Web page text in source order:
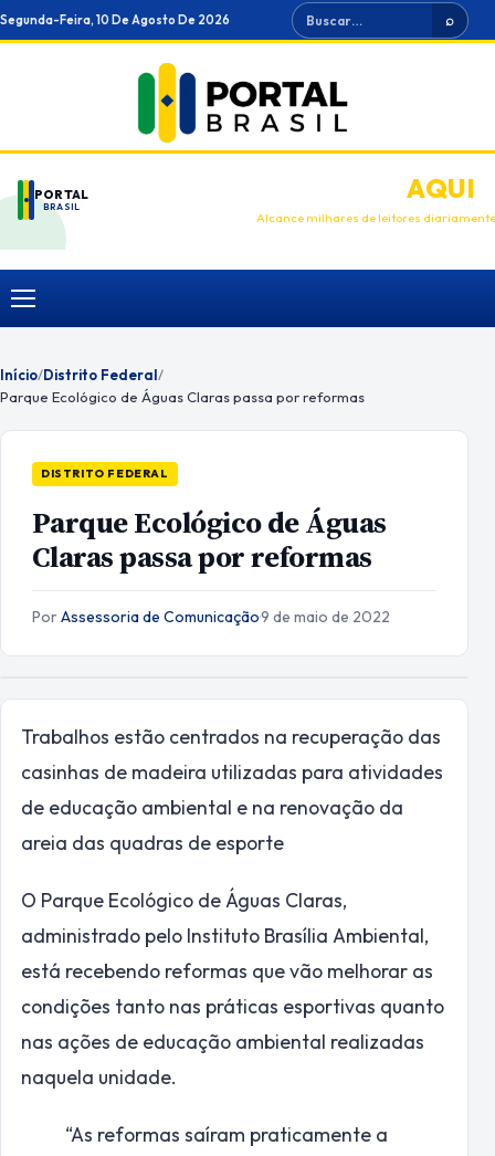
Ir
para
Segunda-Feira, 10 De Agosto De 2026 Buscar ⌕
PORTAL
BRASIL
ANUNCIEAQUI
Alcance milhares de leitores diariamente
Menu
Início/Distrito Federal/
Parque Ecológico de Águas Claras passa por reformas
DISTRITO FEDERAL
Parque Ecológico de Águas
Claras passa por reformas
PorAssessoria de Comunicação·9 de maio de 2022
Trabalhos estão centrados na recuperação das
casinhas de madeira utilizadas para atividades
de educação ambiental e na renovação da
areia das quadras de esporte
O Parque Ecológico de Águas Claras,
administrado pelo Instituto Brasília Ambiental,
está recebendo reformas que vão melhorar as
condições tanto nas práticas esportivas quanto
nas ações de educação ambiental realizadas
naquela unidade.
“As reformas saíram praticamente a